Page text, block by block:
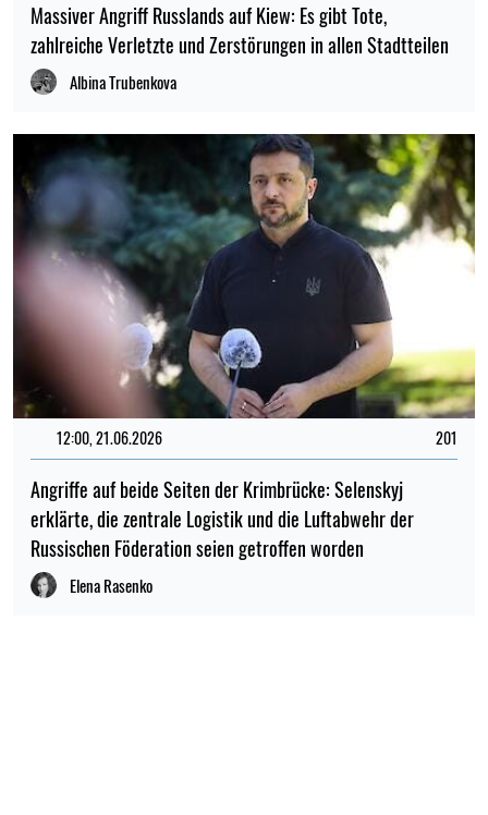
Massiver Angriff Russlands auf Kiew: Es gibt Tote,
zahlreiche Verletzte und Zerstörungen in allen Stadtteilen
Albina Trubenkova
12:00, 21.06.2026 201
Angriffe auf beide Seiten der Krimbrücke: Selenskyj
erklärte, die zentrale Logistik und die Luftabwehr der
Russischen Föderation seien getroffen worden
Elena Rasenko